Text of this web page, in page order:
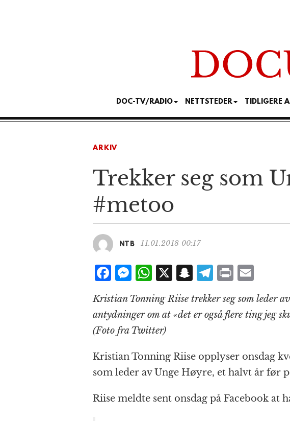
DOC-TV/RADIO NETTSTEDER TIDLIGERE
ARKIV
Trekker seg som
#metoo
NTB 11.01.2018 00:17
F
a
c
e
b
o
o
M
e
ss
e
n
g
e
W
h
at
s
A
p
p
X S
n
a
p
h
at
T
e
g
a
m
P
n
t
m
ai
l
Kristian Tonning Riise trekker seg som leder
antydninger om at «det er også flere ting jeg
(Foto fra Twitter)
Kristian Tonning Riise opplyser onsdag
som leder av Unge Høyre, et halvt år før
Riise meldte sent onsdag på Facebook at